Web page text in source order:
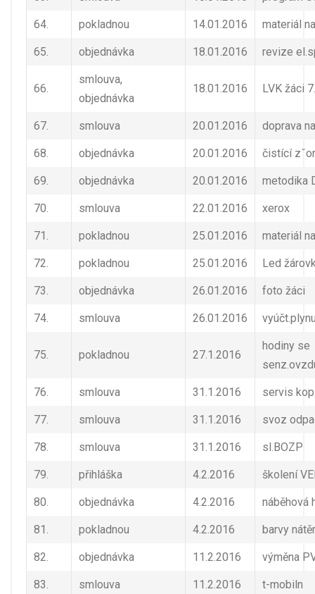
64. pokladnou 14.01.2016 materiál
65. objednávka 18.01.2016 revize
66.
smlouva,
objednávka
18.01.2016 LVK žáci
67. smlouva 20.01.2016 doprava
68. objednávka 20.01.2016 čistící
69. objednávka 20.01.2016 metodika
70. smlouva 22.01.2016 xerox
71. pokladnou 25.01.2016 materiál
72. pokladnou 25.01.2016 Led
73. objednávka 26.01.2016 foto žáci
74. smlouva 26.01.2016
75. pokladnou 27.1.2016
hodiny se
76. smlouva 31.1.2016 servis
77. smlouva 31.1.2016 svoz
78. smlouva 31.1.2016 sl.BOZP
79. přihláška 4.2.2016 školení
80. objednávka 4.2.2016 náběhová
81. pokladnou 4.2.2016 barvy
82. objednávka 11.2.2016 výměna
83. smlouva 11.2.2016 t-mobiln